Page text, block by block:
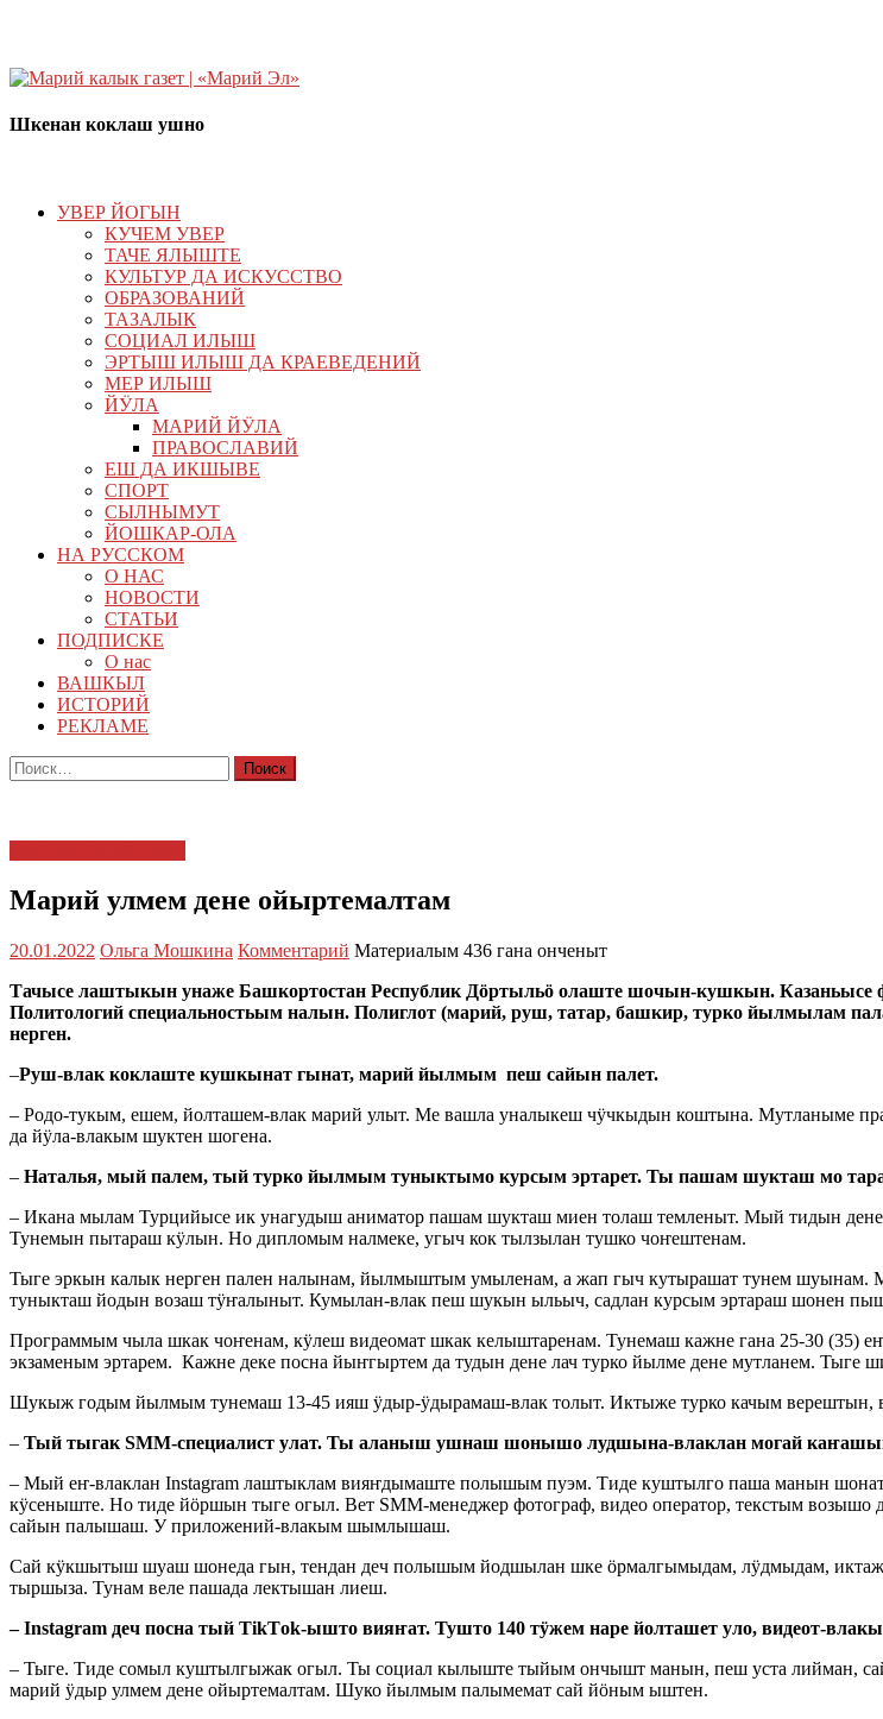
Шкенан коклаш ушно
УВЕР ЙОГЫН
КУЧЕМ УВЕР
ТАЧЕ ЯЛЫШТЕ
КУЛЬТУР ДА ИСКУССТВО
ОБРАЗОВАНИЙ
ТАЗАЛЫК
СОЦИАЛ ИЛЫШ
ЭРТЫШ ИЛЫШ ДА КРАЕВЕДЕНИЙ
МЕР ИЛЫШ
ЙӰЛА
МАРИЙ ЙӰЛА
ПРАВОСЛАВИЙ
ЕШ ДА ИКШЫВЕ
СПОРТ
СЫЛНЫМУТ
ЙОШКАР-ОЛА
НА РУССКОМ
О НАС
НОВОСТИ
СТАТЬИ
ПОДПИСКЕ
О нас
ВАШКЫЛ
ИСТОРИЙ
РЕКЛАМЕ
Найти:
Марий улмем дене ойыртемалтам
20.01.2022 Ольга Мошкина Комментарий Материалым 436 гана онченыт
Тачысе лаштыкын унаже Башкортостан Республик Дӧртыльӧ олаште шочын-кушкын.
Политологий специальностьым налын. Полиглот (марий, руш, татар, башкир, турко йылмылам
нерген.
–Руш-влак коклаште кушкынат гынат, марий йылмым пеш сайын палет.
– Родо-тукым, ешем, йолташем-влак марий улыт. Ме вашла уналыкеш чӱчкыдын коштына. Мутланыме
да йӱла-влакым шуктен шогена.
– Наталья, мый палем, тый турко йылмым туныктымо курсым эртарет. Ты пашам шукташ мо
– Икана мылам Турцийысе ик унагудыш аниматор пашам шукташ миен толаш темленыт. Мый тидын
Тунемын пытараш кӱлын. Но дипломым налмеке, угыч кок тылзылан тушко чоҥештенам.
Тыге эркын калык нерген пален налынам, йылмыштым умыленам, а жап гыч кутырашат тунем шуынам.
туныкташ йодын возаш тӱҥалыныт. Кумылан-влак пеш шукын ыльыч, садлан курсым эртараш шонен
Программым чыла шкак чоҥенам, кӱлеш видеомат шкак келыштаренам. Тунемаш кажне гана 25-30
экзаменым эртарем. Кажне деке посна йыҥгыртем да тудын дене лач турко йылме дене мутланем.
Шукыж годым йылмым тунемаш 13-45 ияш ӱдыр-ӱдырамаш-влак толыт. Иктыже турко качым
– Тый тыгак SММ-специалист улат. Ты аланыш ушнаш шонышо лудшына-влаклан могай
– Мый еҥ-влаклан Instagram лаштыклам вияҥдымаште полышым пуэм. Тиде куштылго паша манын
кӱсеныште. Но тиде йӧршын тыге огыл. Вет SММ-менеджер фотограф, видео оператор, текстым
сайын палышаш. У приложений-влакым шымлышаш.
Сай кӱкшытыш шуаш шонеда гын, тендан деч полышым йодшылан шке ӧрмалгымыдам, лӱдмыдам,
тыршыза. Тунам веле пашада лектышан лиеш.
–Instagram деч посна тый TikТok-ышто вияҥат. Тушто 140 тӱжем наре йолташет уло, видеот-
– Тыге. Тиде сомыл куштылгыжак огыл. Ты социал кылыште тыйым ончышт манын, пеш уста лийман,
марий ӱдыр улмем дене ойыртемалтам. Шуко йылмым палымемат сай йӧным ыштен.